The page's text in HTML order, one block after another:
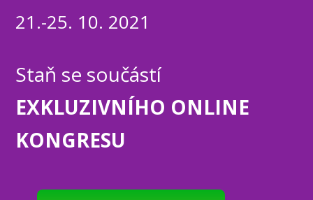
21.-25. 10. 2021
Staň se součástí
EXKLUZIVNÍHO ONLINE
KONGRESU